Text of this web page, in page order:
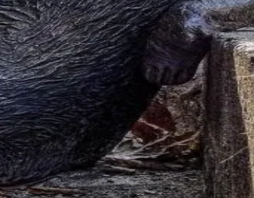
端人士，为您提供私密、安全、真实的交